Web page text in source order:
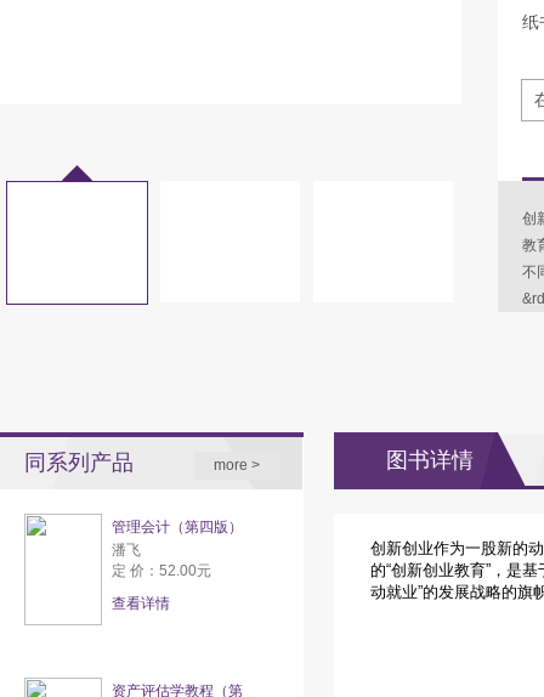
纸
创
教
不
同系列产品 more >
管理会计（第四版）
潘飞
定 价：52.00元
查看详情
资产评估学教程（第
图书详情
创新创业作为一股新的
的“创新创业教育”，是
动就业”的发展战略的旗